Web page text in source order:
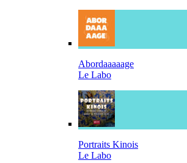
Abordaaaaage
Le Labo
Portraits Kinois
Le Labo